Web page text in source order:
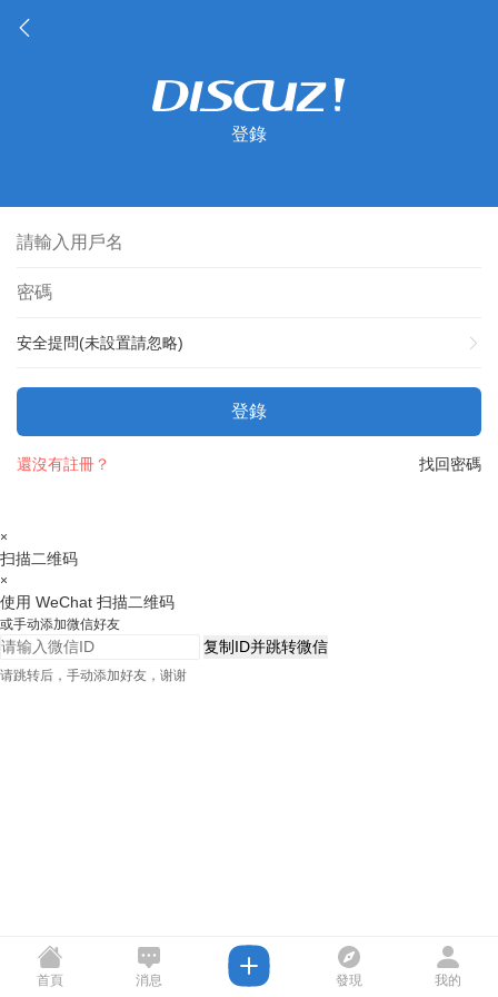
登錄
安全提問(未設置請忽略)
登錄
找回密碼
還沒有註冊？
×
扫描二维码
×
使用 WeChat 扫描二维码
或手动添加微信好友
复制ID并跳转微信
请跳转后，手动添加好友，谢谢
首頁 消息 發現 我的